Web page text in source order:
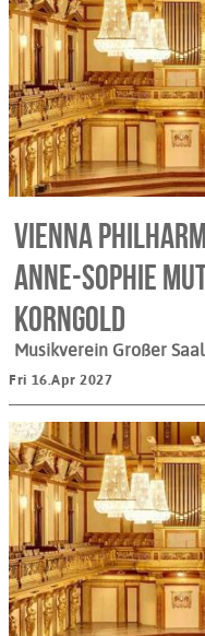
Vienna
Anne-Sophie
Korngold
Musikverein Großer Saal
Fri 16.Apr 2027